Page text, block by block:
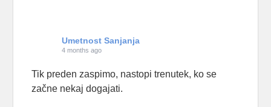
Umetnost Sanjanja
4 months ago
Tik preden zaspimo, nastopi trenutek, ko se
začne nekaj dogajati.